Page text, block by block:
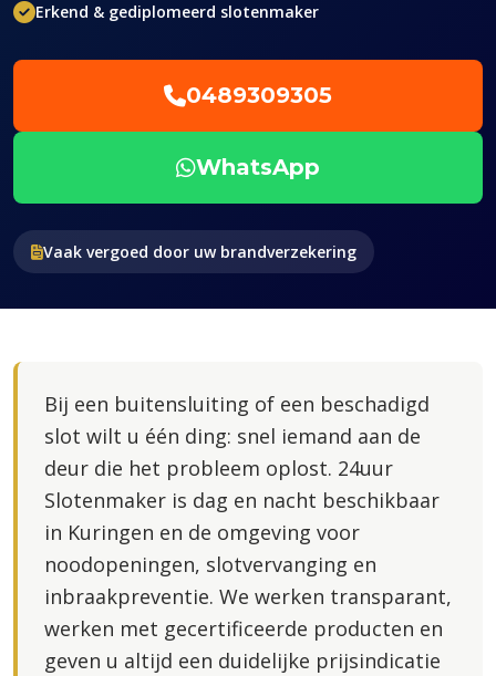
Erkend & gediplomeerd slotenmaker
0489309305
WhatsApp
Vaak vergoed door uw brandverzekering
Bij een buitensluiting of een beschadigd
slot wilt u één ding: snel iemand aan de
deur die het probleem oplost. 24uur
Slotenmaker is dag en nacht beschikbaar
in Kuringen en de omgeving voor
noodopeningen, slotvervanging en
inbraakpreventie. We werken transparant,
werken met gecertificeerde producten en
geven u altijd een duidelijke prijsindicatie